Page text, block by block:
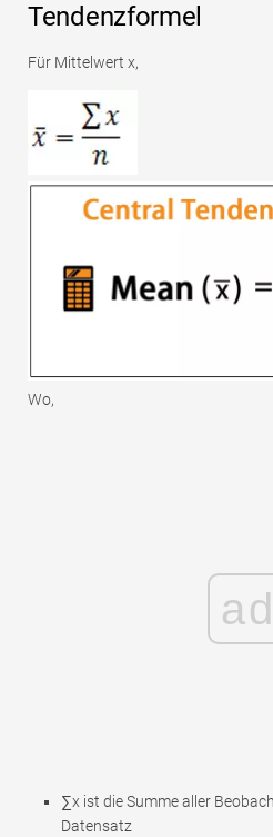
Tendenzformel
Für Mittelwert x,
Wo,
ad
∑x ist die Summe aller
Datensatz